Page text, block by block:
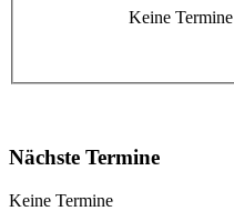
Keine Termine
Nächste Termine
Keine Termine